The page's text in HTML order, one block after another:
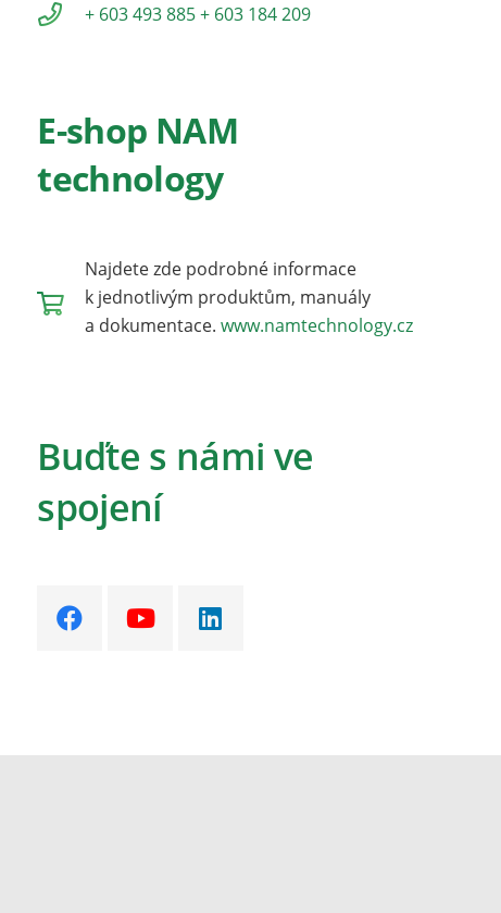
+ 603 493 885+ 603 184 209
E-shop NAM
technology
Najdete zde podrobné informace
k jednotlivým produktům, manuály
a dokumentace. www.namtechnology.cz
Buďte s námi ve
spojení